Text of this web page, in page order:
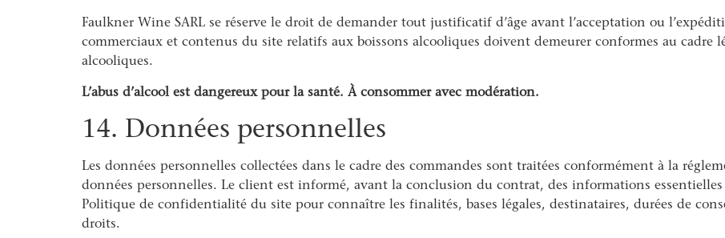
Faulkner Wine SARL se réserve le droit de demander tout justificatif d’âge avant l’acceptation ou
commerciaux et contenus du site relatifs aux boissons alcooliques doivent demeurer conformes au cadre
alcooliques.
L’abus d’alcool est dangereux pour la santé. À consommer avec modération.
14. Données personnelles
Les données personnelles collectées dans le cadre des commandes sont traitées conformément à la
données personnelles. Le client est informé, avant la conclusion du contrat, des informations
Politique de confidentialité du site pour connaître les finalités, bases légales, destinataires, durées de
droits.